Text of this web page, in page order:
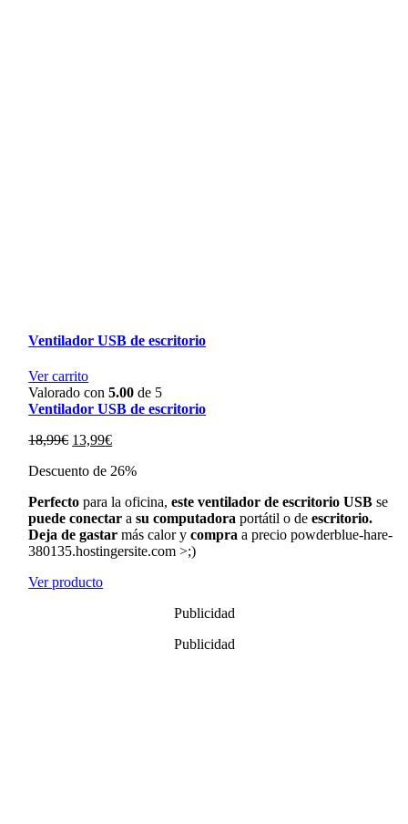
Ventilador USB de escritorio
Ver carrito
Valorado con5.00 de 5
Ventilador USB de escritorio
18,99€ El
original
18,99€.
13,99€El
actual
13,99€.
Descuento de 26%
Perfecto para la oficina,este ventilador de escritorio USB se
puede conectar asu computadora portátil o deescritorio.
Deja de gastar más calor ycompra a precio powderblue-hare-
380135.hostingersite.com >;)
Ver producto
Publicidad
Publicidad